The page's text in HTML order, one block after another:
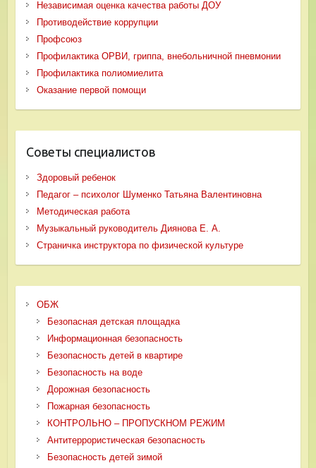
Независимая оценка качества работы ДОУ
Противодействие коррупции
Профсоюз
Профилактика ОРВИ, гриппа, внебольничной пневмонии
Профилактика полиомиелита
Оказание первой помощи
Советы специалистов
Здоровый ребенок
Педагог – психолог Шуменко Татьяна Валентиновна
Методическая работа
Музыкальный руководитель Диянова Е. А.
Страничка инструктора по физической культуре
ОБЖ
Безопасная детская площадка
Информационная безопасность
Безопасность детей в квартире
Безопасность на воде
Дорожная безопасность
Пожарная безопасность
КОНТРОЛЬНО – ПРОПУСКНОМ РЕЖИМ
Антитеррористическая безопасность
Безопасность детей зимой